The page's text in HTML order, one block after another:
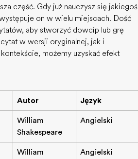
część. Gdy już nauczysz się jakiegoś
on w wielu miejscach. Dość
aby stworzyć dowcip lub grę
w wersji oryginalnej, jak i
możemy uzyskać efekt
Autor Język
William
Shakespeare
Angielski
William
Angielski